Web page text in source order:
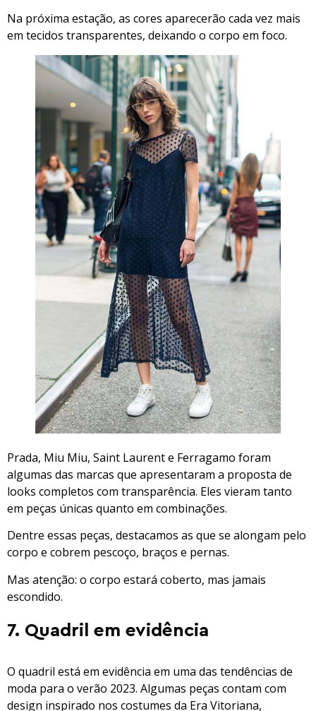
Na próxima estação, as cores aparecerão cada vez mais
em tecidos transparentes, deixando o corpo em foco.
Prada, Miu Miu, Saint Laurent e Ferragamo foram
algumas das marcas que apresentaram a proposta de
looks completos com transparência. Eles vieram tanto
em peças únicas quanto em combinações.
Dentre essas peças, destacamos as que se alongam pelo
corpo e cobrem pescoço, braços e pernas.
Mas atenção: o corpo estará coberto, mas jamais
escondido.
7. Quadril em evidência
O quadril está em evidência em uma das tendências de
moda para o verão 2023. Algumas peças contam com
design inspirado nos costumes da Era Vitoriana,